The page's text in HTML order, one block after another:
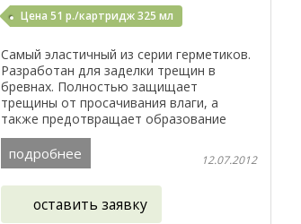
Цена 51 р./картридж 325 мл
Самый эластичный из серии герметиков.
Разработан для заделки трещин в
бревнах. Полностью защищает
трещины от просачивания влаги, а
также предотвращает образование
плесени. Растягивается при расширении
трещины. Используется только для
сухой ...
подробнее 12.07.2012
оставить заявку